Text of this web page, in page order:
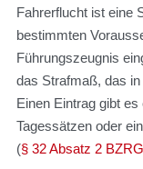
Fahrerflucht ist eine
bestimmten
Führungszeugnis
das Strafmaß, das
Einen Eintrag gibt
Tagessätzen oder
(§ 32 Absatz 2